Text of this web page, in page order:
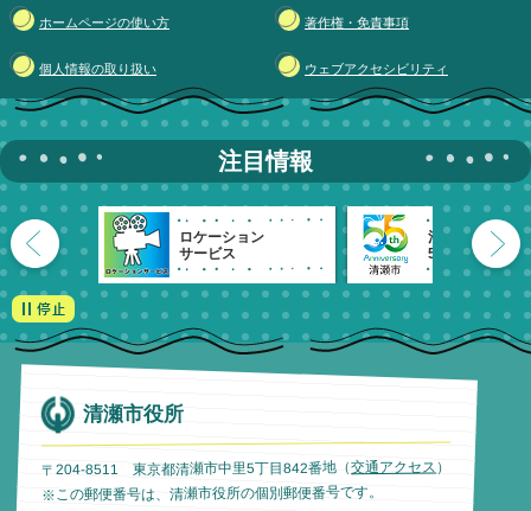
ホームページの使い方 著作権・免責事項
個人情報の取り扱い ウェブアクセシビリティ
注目情報
ロケーション
サービス
清瀬市
55周年記念
清瀬市役所
〒204-8511 東京都清瀬市中里5丁目842番地（交通アクセス ）
※この郵便番号は、清瀬市役所の個別郵便番号です。